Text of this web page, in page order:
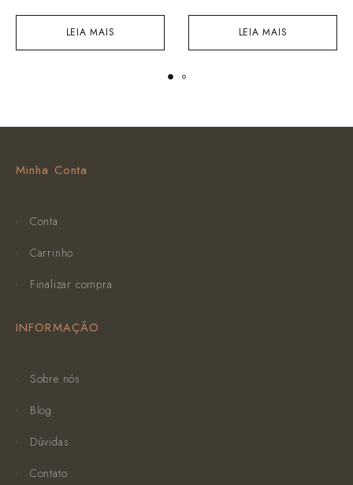
LEIA MAIS LEIA MAIS
Minha Conta
Conta
Carrinho
Finalizar compra
INFORMAÇÃO
Sobre nós
Blog
Dúvidas
Contato